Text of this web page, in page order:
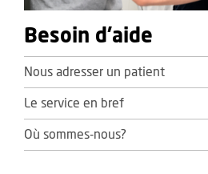
Besoin d'aide
Nous adresser un patient
Le service en bref
Où sommes-nous?